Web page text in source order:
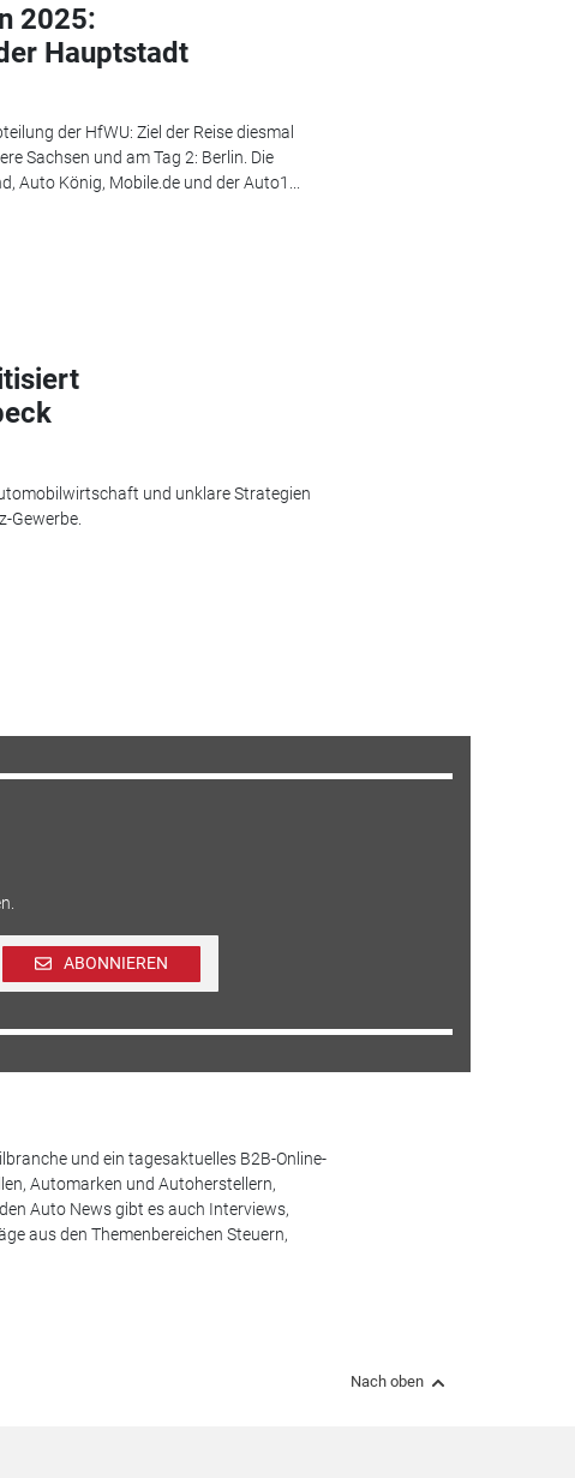
2025:
Hauptstadt
der HfWU: Ziel der Reise diesmal
Sachsen und am Tag 2: Berlin. Die
Auto König, Mobile.de und der Auto1...
und unklare Strategien
Gewerbe.
ABONNIEREN
und ein tagesaktuelles B2B-Online-
Automarken und Autoherstellern,
Auto News gibt es auch Interviews,
aus den Themenbereichen Steuern,
Nach oben